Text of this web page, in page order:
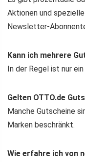
Aktionen und
Newsletter-
Kann ich mehrere
In der Regel ist nur
Gelten OTTO.de
Manche Gutscheine
Marken beschränkt.
Wie erfahre ich von